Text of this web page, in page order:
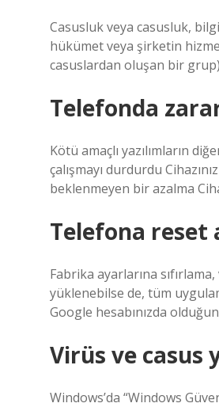
Casusluk veya casusluk,
hükümet veya şirketin
casuslardan oluşan bir
Telefonda
Kötü amaçlı yazılımların
çalışmayı durdurdu
beklenmeyen bir azalma
Telefona reset
Fabrika ayarlarına
yüklenebilse de, tüm
Google hesabınızda
Virüs ve casus
Windows’da “Windows